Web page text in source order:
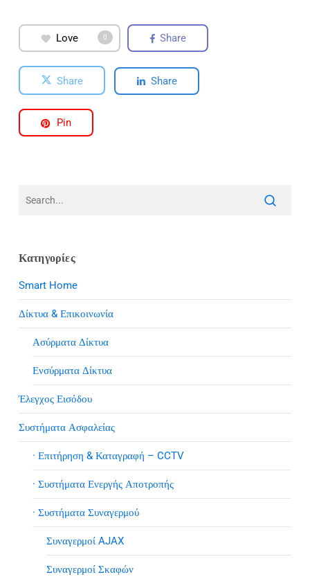
Love 0 Share
Share Share
Pin
Κατηγορίες
Smart Home
Δίκτυα & Επικοινωνία
Ασύρματα Δίκτυα
Ενσύρματα Δίκτυα
Έλεγχος Εισόδου
Συστήματα Ασφαλείας
· Επιτήρηση & Καταγραφή – CCTV
· Συστήματα Ενεργής Αποτροπής
· Συστήματα Συναγερμού
Συναγερμοί AJAX
Συναγερμοί Σκαφών